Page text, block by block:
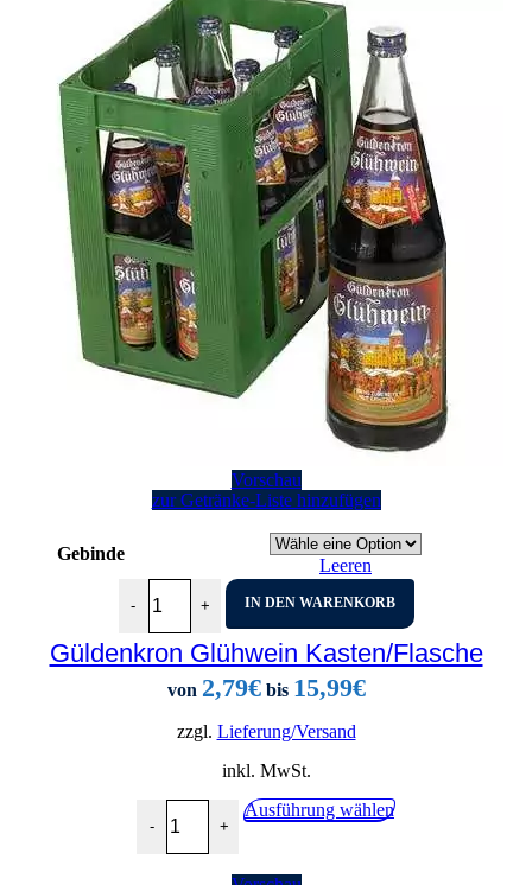
Vorschau
zur Getränke-Liste hinzufügen
Gebinde
Leeren
-
Güldenkron Glühwein Kasten/Flasche Menge
+ IN DEN WARENKORB
Güldenkron Glühwein Kasten/Flasche
von 2,79€bis 15,99€
zzgl. Lieferung/Versand
inkl. MwSt.
-
Güldenkron Glühwein Kasten/Flasche Menge
+
Ausführung wählenDieses